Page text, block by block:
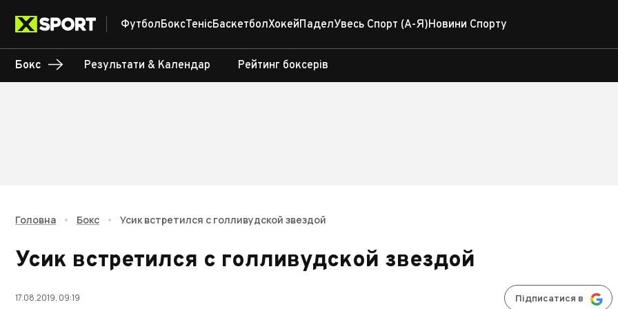
ФутболБоксТенісБаскетболХокейПаделУвесь Спорт (А-Я)Новини Спорту
Бокс Результати & Календар Рейтинг боксерів
Головна • Бокс • Усик встретился с голливудской звездой
Усик встретился с голливудской звездой
17.08.2019, 09:19 Підписатися в